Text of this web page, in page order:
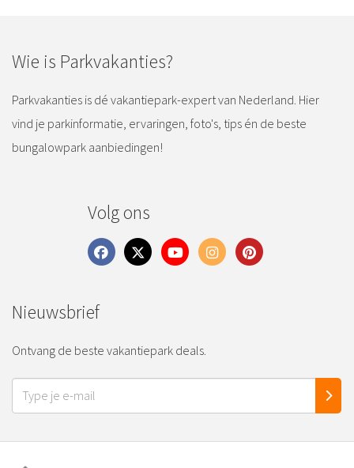
Wie is Parkvakanties?
Parkvakanties is dé vakantiepark-expert van Nederland. Hier
vind je parkinformatie, ervaringen, foto's, tips én de beste
bungalowpark aanbiedingen!
Volg ons
Nieuwsbrief
Ontvang de beste vakantiepark deals.